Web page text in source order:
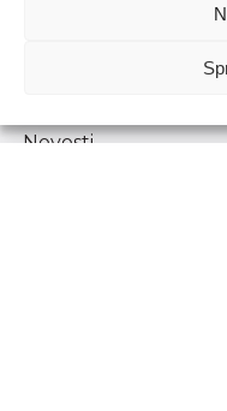
1778129
Prenošenje sadržaja
Novosti